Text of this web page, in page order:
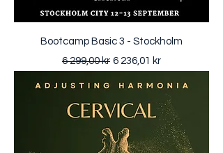
Bootcamp Basic 3 - Stockholm
Ordinarie pris
6 299,00 kr Reapris
6 236,01 kr